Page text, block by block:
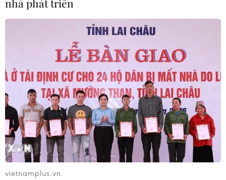
khó tin trước chủ nhà Thái Lan
Toàn cảnh ASEAN Cup: Thái
Lan "thắng như chẻ tre", thách thức
tuyển Việt Nam
05/08/2026 07:15
Nhận định Philippines vs
Thái Lan: Madam Pang treo thưởng
tiền tỷ, "Voi chiến" quyết thắng
nhà phát triển
vietnamplus.vn